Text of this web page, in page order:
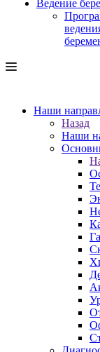
Ведение
Наши
Назад
Наши